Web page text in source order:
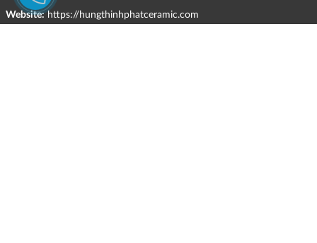
Website: https://hungthinhphatceramic.com